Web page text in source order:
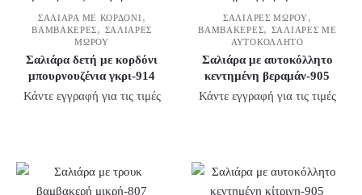
ΣΑΛΙΆΡΑ ΜΕ ΚΟΡΔΌΝΙ ,
ΒΑΜΒΑΚΕΡΈΣ, ΣΑΛΙΆΡΕΣ
ΜΩΡΟΎ
Σαλιάρα δετή με κορδόνι
μπουρνουζένια γκρι-914
Κάντε εγγραφή για τις τιμές
ΣΑΛΙΆΡΕΣ ΜΩΡΟΎ,
ΒΑΜΒΑΚΕΡΈΣ, ΣΑΛΙΆΡΕΣ ΜΕ
ΑΥΤΟΚΌΛΛΗΤΟ
Σαλιάρα με αυτοκόλλητο
κεντημένη βεραμάν-905
Κάντε εγγραφή για τις τιμές